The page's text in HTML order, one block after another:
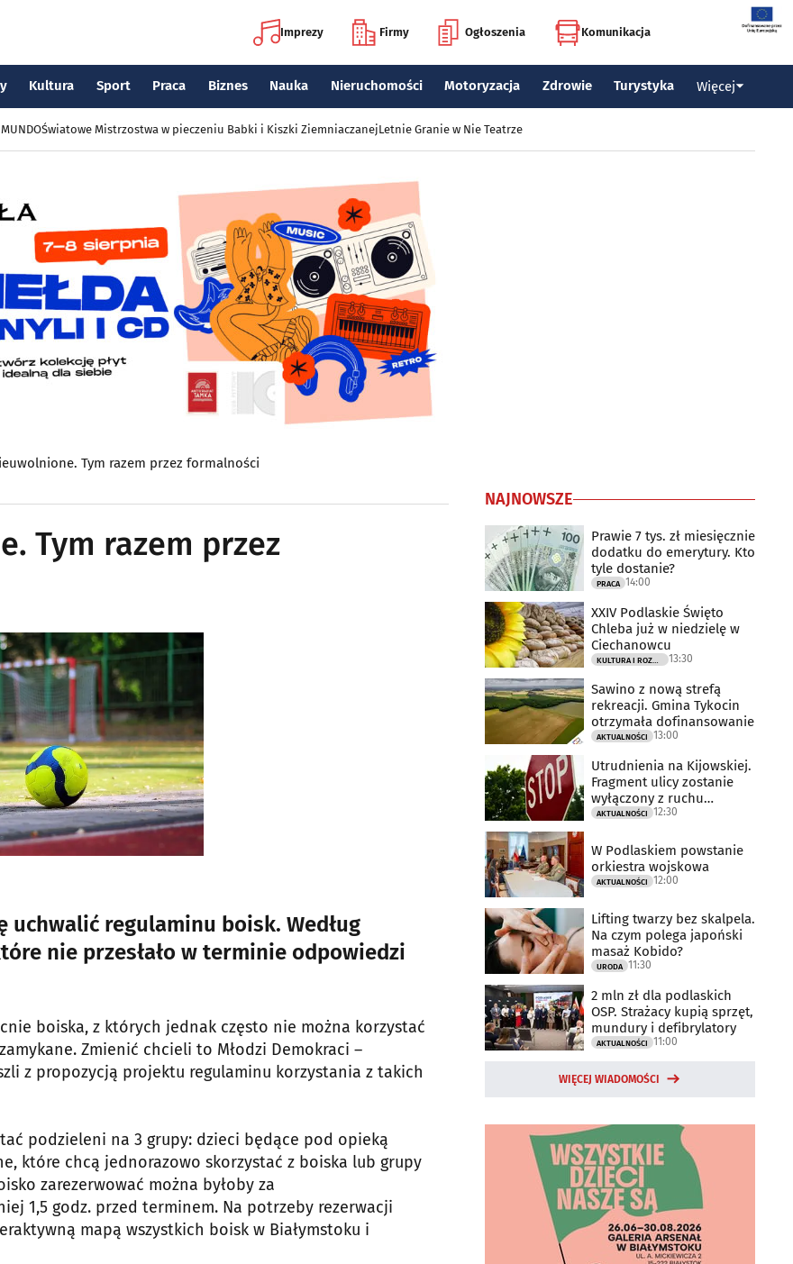
Imprezy Firmy Ogłoszenia Komunikacja
Kultura Sport Praca Biznes Nauka Nieruchomości Motoryzacja Zdrowie Turystyka Więcej
Światowe Mistrzostwa w pieczeniu Babki i Kiszki ZiemniaczanejLetnie Granie w Nie Teatrze
Tym razem przez formalności
Tym razem przez
uchwalić regulaminu boisk. Według
nie przesłało w terminie odpowiedzi
boiska, z których jednak często nie można korzystać
Zmienić chcieli to Młodzi Demokraci –
z propozycją projektu regulaminu korzystania z takich
podzieleni na 3 grupy: dzieci będące pod opieką
które chcą jednorazowo skorzystać z boiska lub grupy
zarezerwować można byłoby za
1,5 godz. przed terminem. Na potrzeby rezerwacji
mapą wszystkich boisk w Białymstoku i
NAJNOWSZE
Prawie 7 tys. zł miesięcznie
dodatku do emerytury. Kto
tyle dostanie?
PRACA 14:00
XXIV Podlaskie Święto
Chleba już w niedzielę w
Ciechanowcu
13:30
Sawino z nową strefą
rekreacji. Gmina Tykocin
otrzymała dofinansowanie
AKTUALNOŚCI 13:00
Utrudnienia na Kijowskiej.
Fragment ulicy zostanie
wyłączony z ruchu
drogowego
AKTUALNOŚCI 12:30
W Podlaskiem powstanie
orkiestra wojskowa
AKTUALNOŚCI 12:00
Lifting twarzy bez skalpela.
Na czym polega japoński
masaż Kobido?
URODA 11:30
2 mln zł dla podlaskich
OSP. Strażacy kupią sprzęt,
mundury i defibrylatory
AKTUALNOŚCI 11:00
WIĘCEJ WIADOMOŚCI